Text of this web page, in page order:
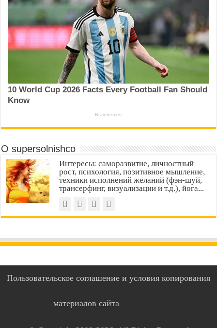
О supersolnishco
Интересы: саморазвитие, личностный
рост, психология, позитивное мышление,
техники исполнений желаний (фэн-шуй,
трансерфинг, визуализации и т.д.), йога...
Пользовательское соглашение и условия копирования
материалов сайта